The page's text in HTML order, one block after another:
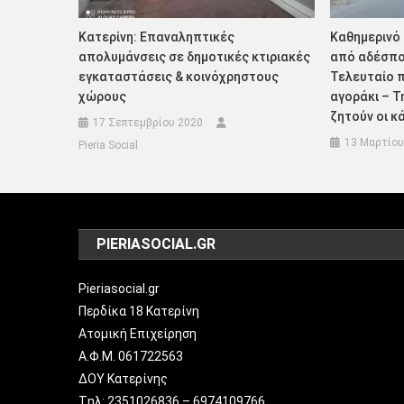
Κατερίνη: Επαναληπτικές
απολυμάνσεις σε δημοτικές κτιριακές
εγκαταστάσεις & κοινόχρηστους
χώρους
17 Σεπτεμβρίου 2020
Pieria Social
Καθημερινό
από
Τελευταίο
αγοράκι –
ζητούν οι
13
PIERIASOCIAL.GR
Pieriasocial.gr
Περδίκα 18 Κατερίνη
Ατομική Επιχείρηση
Α.Φ.Μ. 061722563
ΔΟΥ Κατερίνης